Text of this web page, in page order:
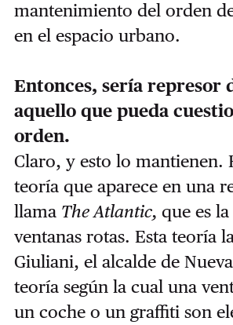
mantenimiento del orden
en el espacio urbano.
Entonces, sería represor
aquello que pueda
orden.
Claro, y esto lo mantienen.
teoría que aparece en una
llama The Atlantic, que es
ventanas rotas. Esta teoría
Giuliani, el alcalde de
teoría según la cual una
un coche o un graffiti son